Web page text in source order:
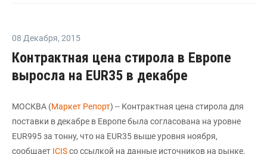
08 Декабря, 2015
Контрактная цена стирола в Европе
выросла на EUR35 в декабре
МОСКВА (Маркет Репорт) -- Контрактная цена стирола для
поставки в декабре в Европе была согласована на уровне
EUR995 за тонну, что на EUR35 выше уровня ноября,
сообщает ICISсо ссылкой на данные источников на рынке.